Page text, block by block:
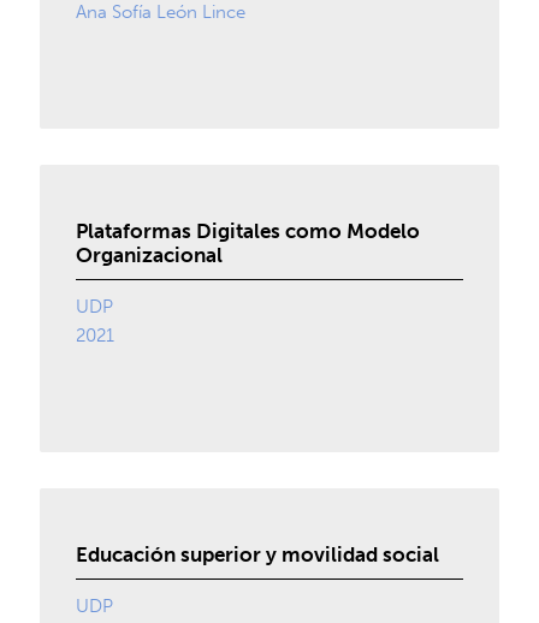
Ana Sofía León Lince
Plataformas Digitales como Modelo
Organizacional
UDP
2021
Educación superior y movilidad social
UDP